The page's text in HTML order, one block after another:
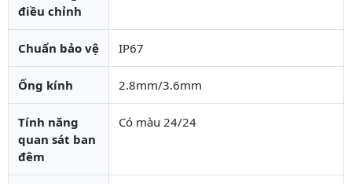
điều chỉnh
Chuẩn bảo vệ IP67
Ống kính 2.8mm/3.6mm
Tính năng
quan sát ban
đêm
Có màu 24/24